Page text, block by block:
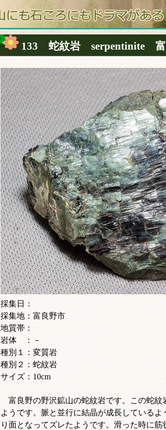
133 蛇紋岩 serpentinite
採集日：
採集地：富良野市
地質帯：
岩体 ：－
種別１：変質岩
種別２：蛇紋岩
サイズ：10cm
富良野の野沢鉱山の蛇紋岩です。この蛇紋
ようです。脈と並行に結晶が成長している
り面となってズレたようです。滑った時に